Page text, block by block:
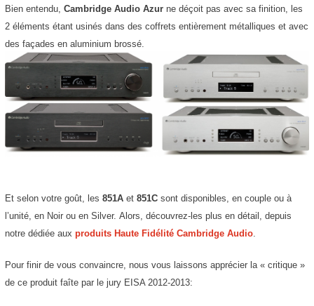
Bien entendu, Cambridge Audio Azurne déçoit pas avec sa finition, les
2 éléments étant usinés dans des coffrets entièrement métalliques et avec
des façades en aluminium brossé.
Et selon votre goût, les 851Aet 851Csont disponibles, en couple ou à
l’unité, en Noir ou en Silver. Alors, découvrez-les plus en détail, depuis
notre dédiée aux produits Haute Fidélité Cambridge Audio.
Pour finir de vous convaincre, nous vous laissons apprécier la « critique »
de ce produit faîte par le jury EISA 2012-2013: